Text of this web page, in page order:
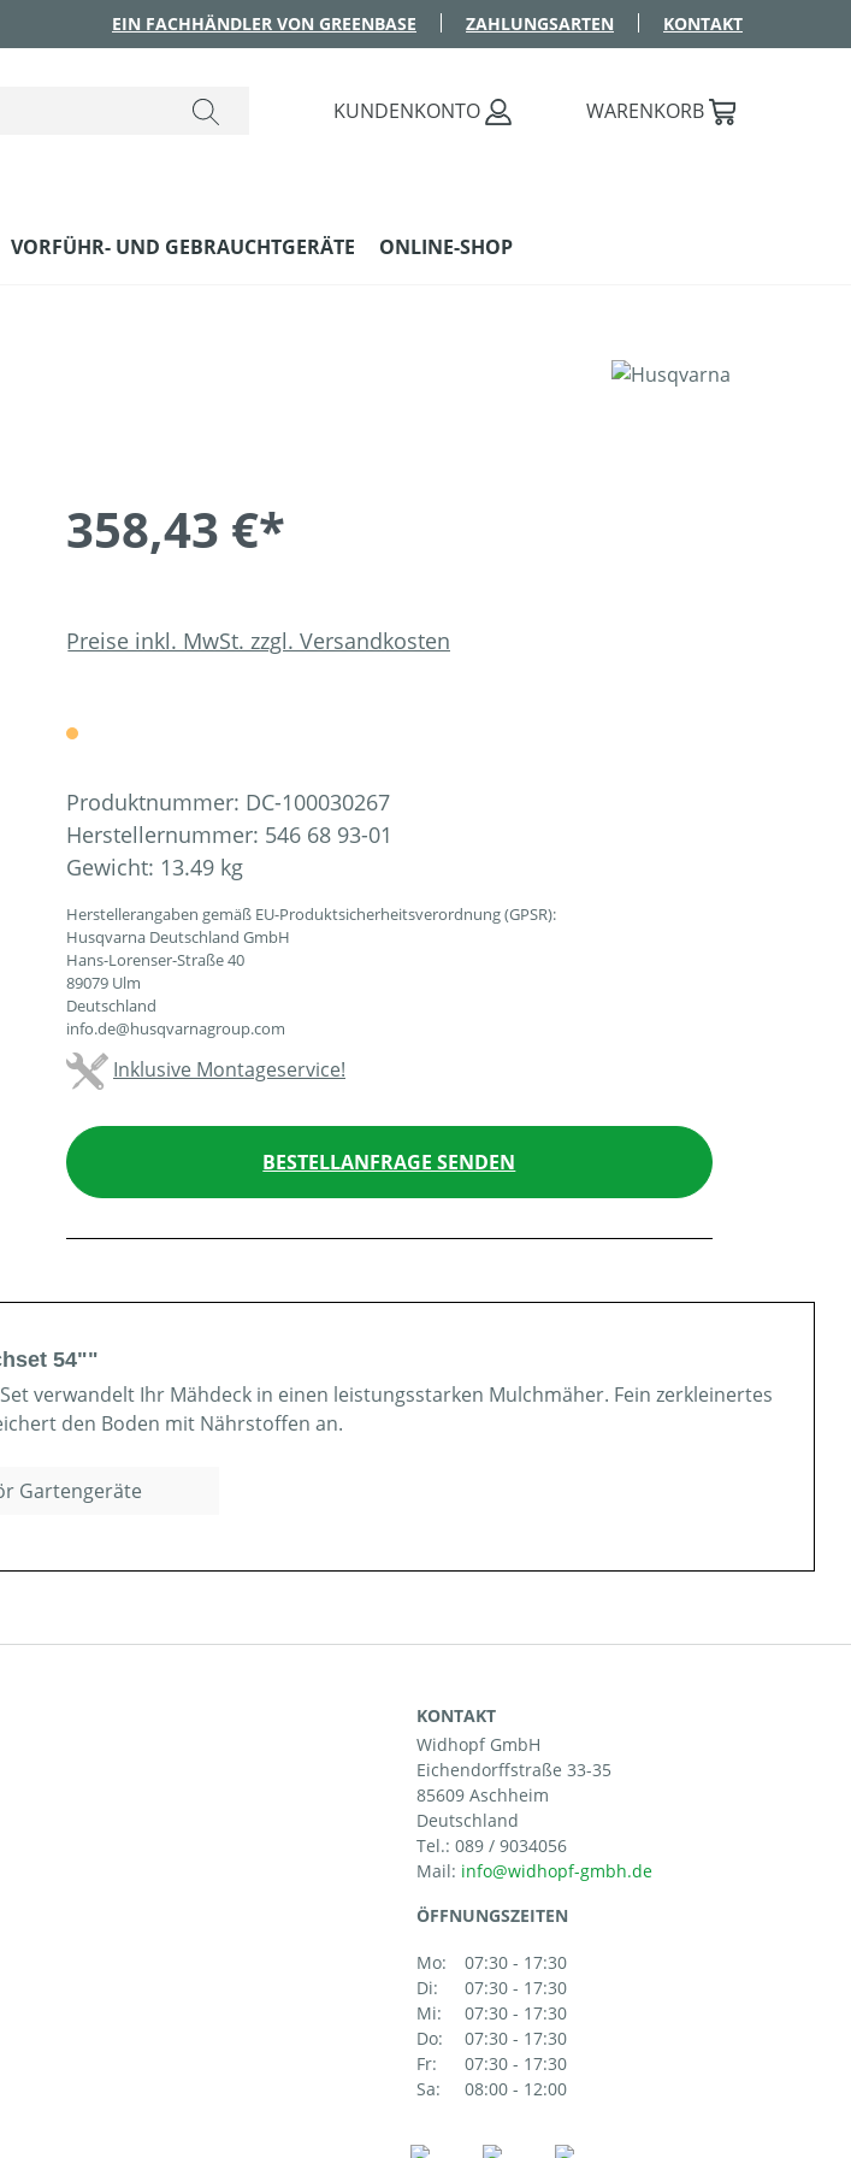
EIN FACHHÄNDLER VON GREENBASE ZAHLUNGSARTEN KONTAKT
KUNDENKONTO WARENKORB
VORFÜHR- UND GEBRAUCHTGERÄTE ONLINE-SHOP
358,43 €*
Preise inkl. MwSt. zzgl. Versandkosten
Produktnummer: DC-100030267
Herstellernummer: 546 68 93-01
Gewicht: 13.49 kg
Herstellerangaben gemäß EU-Produktsicherheitsverordnung (GPSR):
Husqvarna Deutschland GmbH
Hans-Lorenser-Straße 40
89079 Ulm
Deutschland
info.de@husqvarnagroup.com
Inklusive Montageservice!
BESTELLANFRAGE SENDEN
54""
verwandelt Ihr Mähdeck in einen leistungsstarken Mulchmäher. Fein zerkleinertes
den Boden mit Nährstoffen an.
Gartengeräte
KONTAKT
Widhopf GmbH
Eichendorffstraße 33-35
85609 Aschheim
Deutschland
Tel.: 089 / 9034056
Mail:
ÖFFNUNGSZEITEN
Mo:
07:30 - 17:30
Di:
07:30 - 17:30
Mi:
07:30 - 17:30
Do:
07:30 - 17:30
Fr:
07:30 - 17:30
Sa:
08:00 - 12:00